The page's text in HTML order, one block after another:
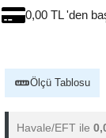
0,00 TL 'den
Ölçü Tablosu
Havale/EFT ile